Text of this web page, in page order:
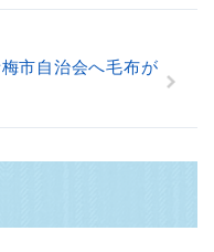
市自治会へ毛布が